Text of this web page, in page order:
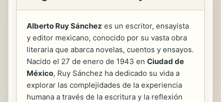
Alberto Ruy Sánchez es un escritor, ensayista
y editor mexicano, conocido por su vasta obra
literaria que abarca novelas, cuentos y ensayos.
Nacido el 27 de enero de 1943 en Ciudad de
México, Ruy Sánchez ha dedicado su vida a
explorar las complejidades de la experiencia
humana a través de la escritura y la reflexión